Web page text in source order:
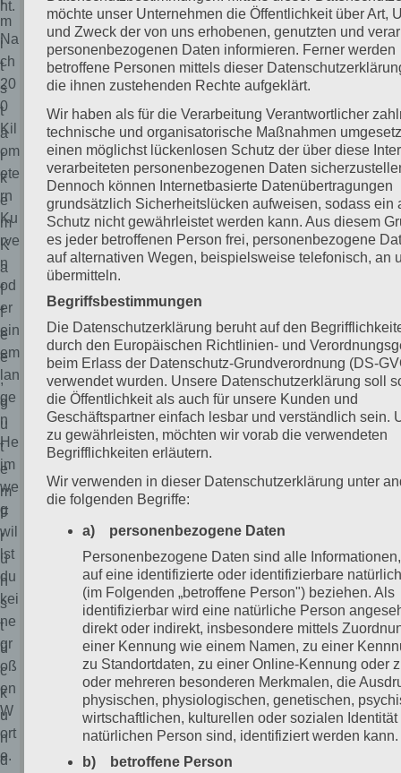
m
i
t
s
t
a
r
k
e
m
K
a
f
f
e
e
,
g
u
t
e
m
F
r
ü
h
s
t
ü
c
k
u
n
d
ht.
Na
ch
20
0
Kil
om
ete
rn
Ku
rve
n
od
er
ein
em
lan
ge
n
He
im
we
g
wil
lst
du
kei
ne
gr
oß
en
W
ort
e.
möchte unser Unternehmen die Öffentlichkeit über Art,
und Zweck der von uns erhobenen, genutzten und
personenbezogenen Daten informieren. Ferner werden
betroffene Personen mittels dieser
die ihnen zustehenden Rechte aufgeklärt.
Wir haben als für die Verarbeitung Verantwortlicher
technische und organisatorische Maßnahmen
einen möglichst lückenlosen Schutz der über diese
verarbeiteten personenbezogenen Daten
Dennoch können Internetbasierte Datenübertragungen
grundsätzlich Sicherheitslücken aufweisen, sodass ein
Schutz nicht gewährleistet werden kann. Aus diesem
es jeder betroffenen Person frei, personenbezogene
auf alternativen Wegen, beispielsweise telefonisch, an
übermitteln.
Begriffsbestimmungen
Die Datenschutzerklärung beruht auf den
durch den Europäischen Richtlinien- und
beim Erlass der Datenschutz-Grundverordnung (DS-
verwendet wurden. Unsere Datenschutzerklärung soll
die Öffentlichkeit als auch für unsere Kunden und
Geschäftspartner einfach lesbar und verständlich sein.
zu gewährleisten, möchten wir vorab die verwendeten
Begrifflichkeiten erläutern.
Wir verwenden in dieser Datenschutzerklärung unter
die folgenden Begriffe:
a) personenbezogene Daten
Personenbezogene Daten sind alle
auf eine identifizierte oder identifizierbare
(im Folgenden „betroffene Person") beziehen. Als
identifizierbar wird eine natürliche Person
direkt oder indirekt, insbesondere mittels
einer Kennung wie einem Namen, zu einer
zu Standortdaten, zu einer Online-Kennung oder
oder mehreren besonderen Merkmalen, die
physischen, physiologischen, genetischen,
wirtschaftlichen, kulturellen oder sozialen
natürlichen Person sind, identifiziert werden kann.
b) betroffene Person